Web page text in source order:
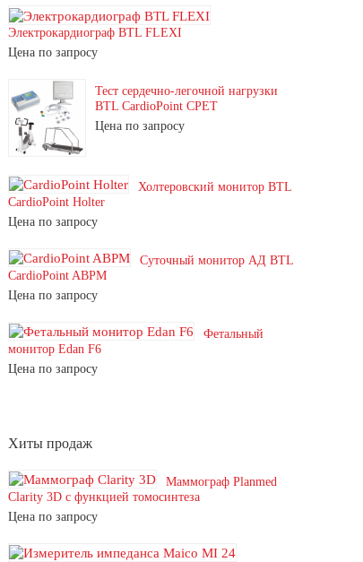
Электрокардиограф BTL FLEXI
Цена по запросу
Тест сердечно-легочной нагрузки
BTL CardioPoint CPET
Цена по запросу
Холтеровский монитор BTL
CardioPoint Holter
Цена по запросу
Суточный монитор АД BTL
CardioPoint ABPM
Цена по запросу
Фетальный
монитор Edan F6
Цена по запросу
Хиты продаж
Маммограф Planmed
Clarity 3D с функцией томосинтеза
Цена по запросу